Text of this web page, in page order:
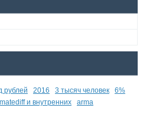
рублей 2016 3 тысяч человек
6%
и внутренних arma